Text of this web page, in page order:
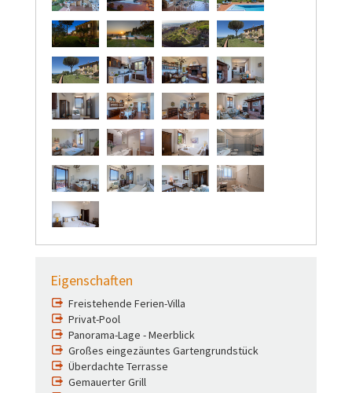
Eigenschaften
Freistehende Ferien-Villa
Privat-Pool
Panorama-Lage - Meerblick
Großes eingezäuntes Gartengrundstück
Überdachte Terrasse
Gemauerter Grill